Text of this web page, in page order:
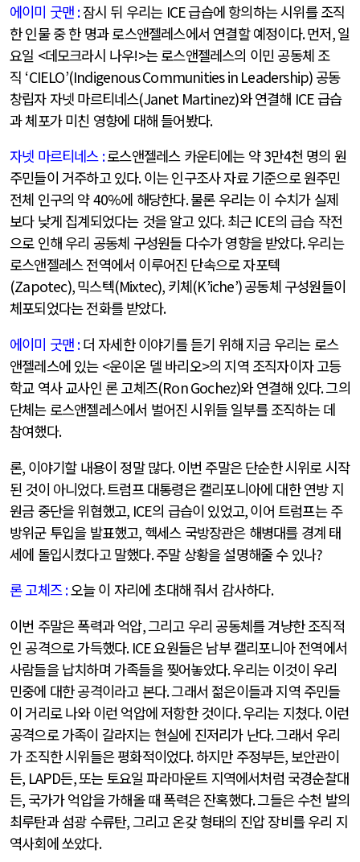
에이미 굿맨 :잠시 뒤 우리는 ICE급습에 항의하는 시위를 조직
한 인물 중 한 명과 로스앤젤레스에서 연결할 예정이다.먼저,일
요일 <데모크라시 나우!>는 로스앤젤레스의 이민 공동체 조
직 ‘CIELO’(Indigenous Communities in Leadership) 공동
창립자 자넷 마르티네스(Janet Martinez)와 연결해 ICE급습
과 체포가 미친 영향에 대해 들어봤다.
자넷 마르티네스 :로스앤젤레스 카운티에는 약3만4천 명의 원
주민들이 거주하고 있다.이는 인구조사 자료 기준으로 원주민
전체 인구의 약40%에 해당한다.물론 우리는 이 수치가 실제
보다 낮게 집계되었다는 것을 알고 있다.최근 ICE의 급습 작전
으로 인해 우리 공동체 구성원들 다수가 영향을 받았다.우리는
로스앤젤레스 전역에서 이루어진 단속으로 자포텍
(Zapotec),믹스텍(Mixtec), 키체(K’iche’)공동체 구성원들이
체포되었다는 전화를 받았다.
에이미 굿맨 :더 자세한 이야기를 듣기 위해 지금 우리는 로스
앤젤레스에 있는 <운이온 델 바리오>의 지역 조직자이자 고등
학교 역사 교사인 론 고체즈(Ron Gochez)와 연결해 있다.그의
단체는 로스앤젤레스에서 벌어진 시위들 일부를 조직하는 데
참여했다.
론, 이야기할 내용이 정말 많다.이번 주말은 단순한 시위로 시작
된 것이 아니었다.트럼프 대통령은 캘리포니아에 대한 연방 지
원금 중단을 위협했고, ICE의 급습이 있었고,이어 트럼프는 주
방위군 투입을 발표했고, 헥세스 국방장관은 해병대를 경계 태
세에 돌입시켰다고 말했다.주말 상황을 설명해줄 수 있나?
론 고체즈:오늘 이 자리에 초대해 줘서 감사하다.
이번 주말은 폭력과 억압,그리고 우리 공동체를 겨냥한 조직적
인 공격으로 가득했다. ICE요원들은 남부 캘리포니아 전역에서
사람들을 납치하며 가족들을 찢어놓았다.우리는 이것이 우리
민중에 대한 공격이라고 본다.그래서 젊은이들과 지역 주민들
이 거리로 나와 이런 억압에 저항한 것이다.우리는 지쳤다.이런
공격으로 가족이 갈라지는 현실에 진저리가 난다.그래서 우리
가 조직한 시위들은 평화적이었다.하지만 주정부든, 보안관이
든, LAPD든,또는 토요일 파라마운트 지역에서처럼 국경순찰대
든, 국가가 억압을 가해올 때 폭력은 잔혹했다.그들은 수천 발의
최루탄과 섬광 수류탄,그리고 온갖 형태의 진압 장비를 우리 지
역사회에 쏘았다.